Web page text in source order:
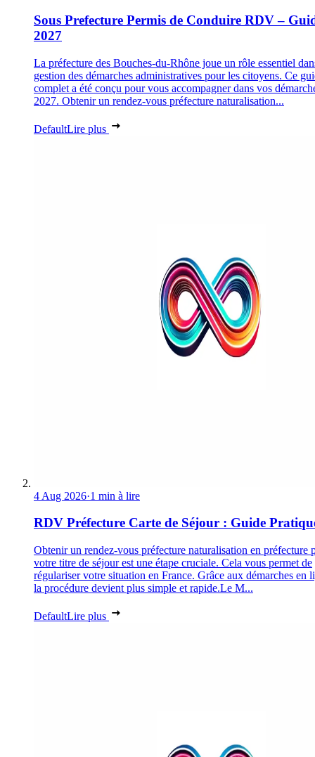
Sous Prefecture Permis de Conduire RDV –
2027
La préfecture des Bouches-du-Rhône joue un rôle essentiel
gestion des démarches administratives pour les citoyens. Ce
complet a été conçu pour vous accompagner dans vos
2027. Obtenir un rendez-vous préfecture naturalisation...
DefaultLire plus
4 Aug 2026·1 min à lire
RDV Préfecture Carte de Séjour : Guide
Obtenir un rendez-vous préfecture naturalisation en préfecture
votre titre de séjour est une étape cruciale. Cela vous permet de
régulariser votre situation en France. Grâce aux démarches en
la procédure devient plus simple et rapide.Le M...
DefaultLire plus